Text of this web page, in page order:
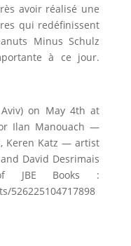
avoir réalisé une
qui redéfinissent
Minus Schulz
à ce jour.
on May 4th at
Ilan Manouach —
Keren Katz — artist
David Desrimais
JBE Books :
526225104717898